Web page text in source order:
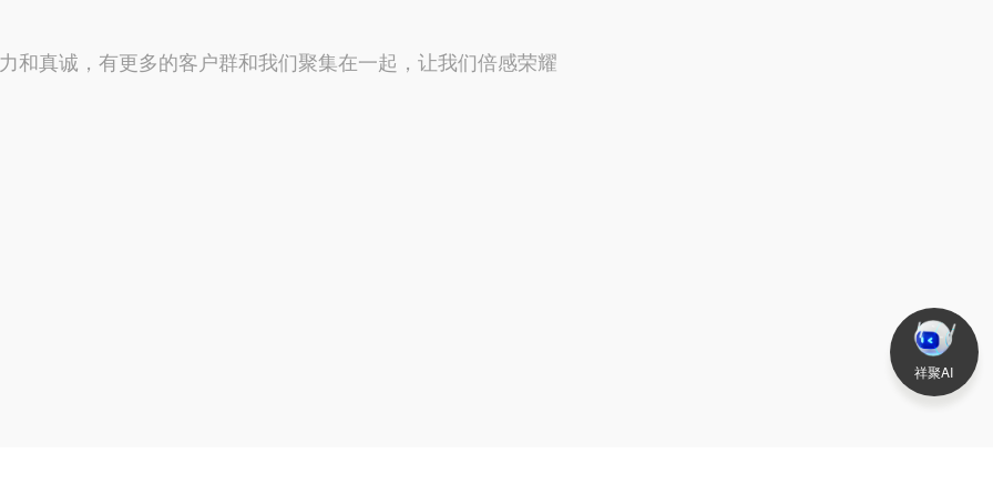
和真诚，有更多的客户群和我们聚集在一起，让我们倍感荣耀
祥聚AI